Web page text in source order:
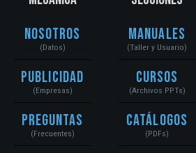
Nosotros
(Datos)
Publicidad
(Empresas)
Preguntas
(Frecuentes)
Manuales
(Taller y Usuario)
Cursos
(Archivos PPTs)
Catálogos
(PDFs)